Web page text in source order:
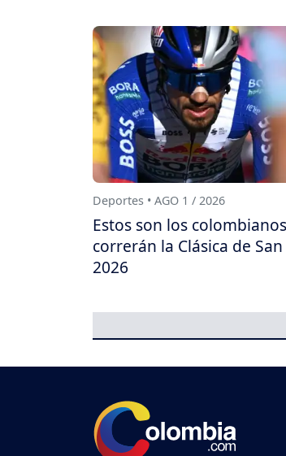
Deportes • AGO 1 / 2026
Estos son los
correrán la Clásica de
2026